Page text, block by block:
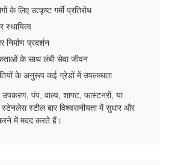
के लिए उत्कृष्ट गर्मी प्रतिरोध
स्थायित्व
प्रदर्शन
के साथ लंबी सेवा जीवन
के अनुरूप कई ग्रेडों में उपलब्धता
पंप, वाल्व, शाफ्ट, फास्टनरों, या
स्टील बार विश्वसनीयता में सुधार और
में मदद करते हैं।